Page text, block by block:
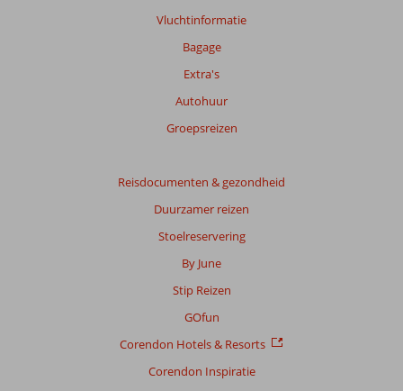
Vluchtinformatie
Bagage
Extra's
Autohuur
Groepsreizen
Reisdocumenten & gezondheid
Duurzamer reizen
Stoelreservering
By June
Stip Reizen
GOfun
Corendon Hotels & Resorts
Corendon Inspiratie